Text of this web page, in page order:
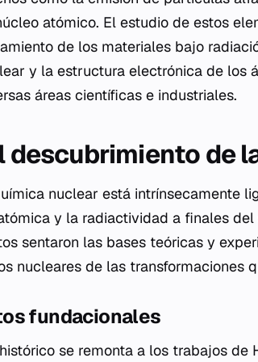
atómico. El estudio de estos
de los materiales bajo
y la estructura electrónica de los
áreas científicas e industriales.
descubrimiento de
nuclear está intrínsecamente
y la radiactividad a finales del
sentaron las bases teóricas y
nucleares de las transformaciones
fundacionales
se remonta a los trabajos de